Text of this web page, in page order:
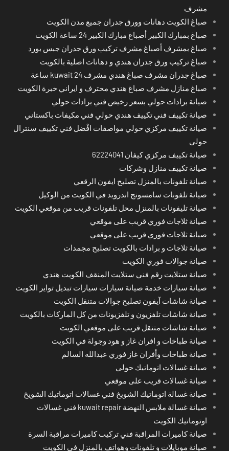
مشرف
صباغ الكويت دهانات وورق جدران جميع مدن الكويت
صباغ بمبارك الكبير أصباغ مبارك الكبير 24 ساعة الكويت
صباغ بمشرف أصباغ مشرف تركيب ورق جدران جبس بورد
صباغ تركيب ورق جدران هندي و دهانات اصلية بالكويت
صباغ جدران مشرف صباغ هندي مشرف kuwait 24 ساعة
صباغ منازل مشرف صباغ هندي محترف و ايراني خبرة الكويت
صيانة برادات حولي بسعر رخيص فني برادات حولي
صيانة تكييف فني تكييف هندي حولي فني مكيفات باكستاني
صيانة تكييف مركزي حولي مواصفات افْضل فني تكييف سنترال
حولي
صيانة تكييف مركزي كيفان 62224041
صيانة تكييف منازل وشركات
صيانة تلفونات بالمنزل تصليح ايفون الرقعي
صيانة تلفونات سامسونج اندرويد في الكويت من الوكيل
صيانة تليفونات بالمنزل محل تلفونات قريب من موقعي الكويت
صيانة ثلاجات فوري قريب على موقعي
صيانة ثلاجات فوري قريب على موقعي
صيانة ثلاجات و برادات بالكويت تصليح مجمدات
صيانة جوالات فوري الكويت
صيانة ستلايت رقم فني ستلايت المنقف الكويت هندي
صيانة سيارات خدمة صيانة سيارات سيارات تبديل تواير الكويت
صيانة شاشات آيفون تصليح جوالات متنقل الكويت
صيانة شاشات تلفزيون و تلفزيونات من كل الماركات بالكويت
صيانة شاشات متنقل قريب على موقعي الكويت
صيانة طباخات و افران غاز و هود وجولة في الكويت
صيانة طباخات وأفران غاز فوري عبدالله السالم
صيانة غسالات اتوماتيك حولي
صيانة غسالات قريب على موقعي
صيانة غسالة اتوماتيك الشويخ فني غسالات اتوماتيك الشويخ
صيانة غسالة ملابس النهضة kuwait repair فني غسالات
اوتوماتيك الكويت
صيانة كاميرات المراقبة فني تركيب كاميرات مراقبة السرة
صيانة موبايلات و تلفونات وهواتف بالمنزل في الكويت